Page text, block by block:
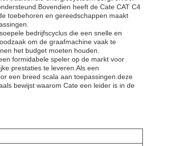
heeft de Cate CAT C4
toebehoren en gereedschappen maakt
bedrijfscyclus die een snelle en
om de graafmachine vaak te
het budget moeten houden.
formidabele speler op de markt voor
prestaties te leveren.Als een
een breed scala aan toepassingen.deze
bewijst waarom Cate een leider is in de